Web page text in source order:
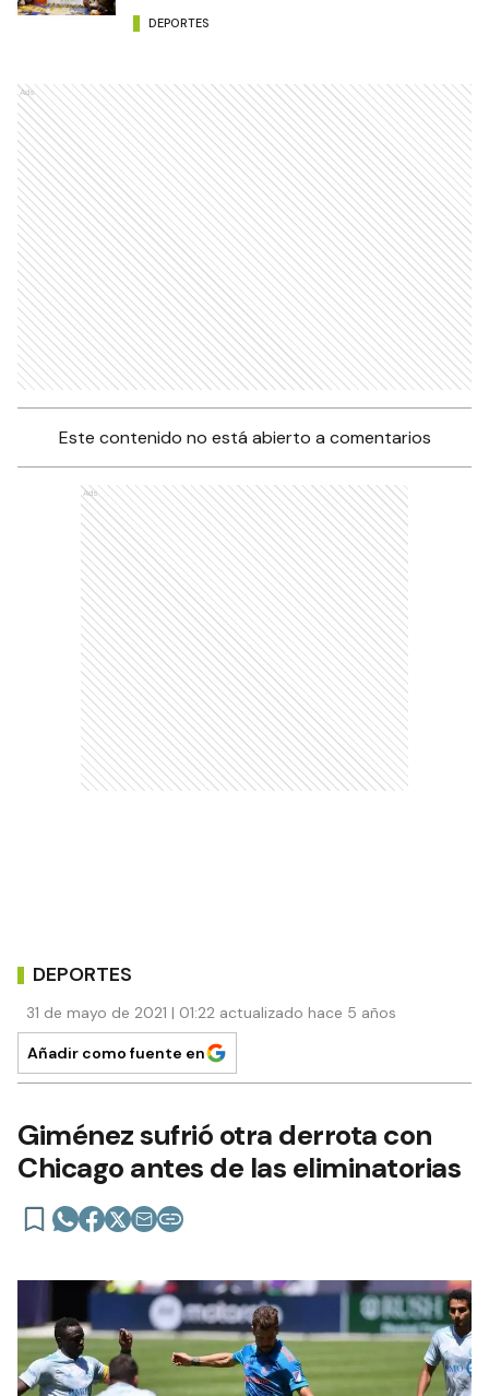
DEPORTES
Ads
Este contenido no está abierto a comentarios
Ads
DEPORTES
31 de mayo de 2021 | 01:22 actualizado hace 5 años
Añadir como fuente en
Giménez sufrió otra derrota con
Chicago antes de las eliminatorias